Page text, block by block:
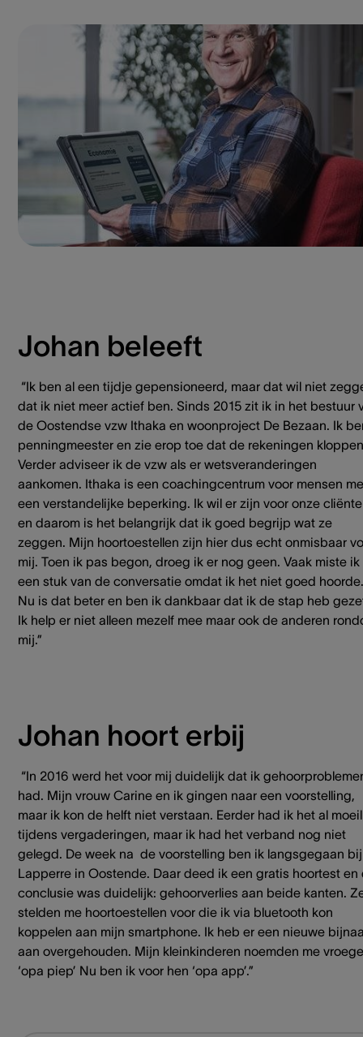
Johan beleeft
“Ik ben al een tijdje gepensioneerd, maar dat wil niet
dat ik niet meer actief ben. Sinds 2015 zit ik in het bestuur
de Oostendse vzw Ithaka en woonproject De Bezaan. Ik
penningmeester en zie erop toe dat de rekeningen
Verder adviseer ik de vzw als er wetsveranderingen
aankomen. Ithaka is een coachingcentrum voor mensen
een verstandelijke beperking. Ik wil er zijn voor onze
en daarom is het belangrijk dat ik goed begrijp wat ze
zeggen. Mijn hoortoestellen zijn hier dus echt onmisbaar
mij. Toen ik pas begon, droeg ik er nog geen. Vaak miste ik
een stuk van de conversatie omdat ik het niet goed hoorde.
Nu is dat beter en ben ik dankbaar dat ik de stap heb
Ik help er niet alleen mezelf mee maar ook de anderen
mij.”
Johan hoort erbij
“In 2016 werd het voor mij duidelijk dat ik
had. Mijn vrouw Carine en ik gingen naar een voorstelling,
maar ik kon de helft niet verstaan. Eerder had ik het al
tijdens vergaderingen, maar ik had het verband nog niet
gelegd. De week na de voorstelling ben ik langsgegaan bij
Lapperre in Oostende. Daar deed ik een gratis hoortest en
conclusie was duidelijk: gehoorverlies aan beide kanten.
stelden me hoortoestellen voor die ik via bluetooth kon
koppelen aan mijn smartphone. Ik heb er een nieuwe
aan overgehouden. Mijn kleinkinderen noemden me
‘opa piep’ Nu ben ik voor hen ‘opa app’.”